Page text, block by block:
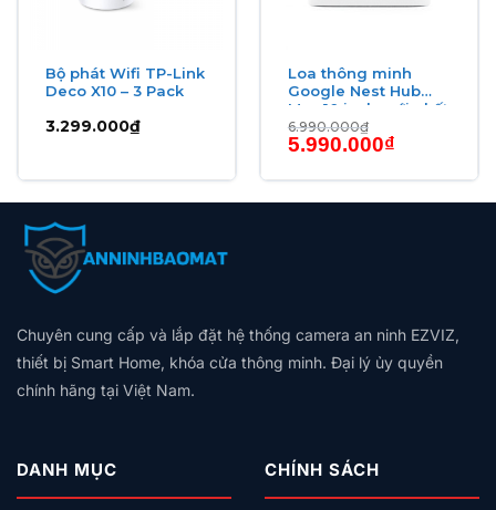
Thiết kế desktop
nhỏ gọn, dễ lắp đặt, không cần
Thông số kỹ thuật
TÍNH NĂNG
Số cổng
8 cổng RJ45 (4 cổng PoE)
Tốc độ Ethernet
(Fast Ethernet)
Chuẩn PoE
Công suất tối đa mỗi
cổng PoE
15.4 W
Công suất tổng hệ
động
Auto‑Negotiation
Bộ phát Wifi TP-Link
Deco X10 – 3 Pack
3.299.000₫
Loa thông minh
Google Nest Hub
Max 10 inch mới nhất
6.990.000₫
Giá
gốc
6.990.000₫.
5.990.000₫Giá
hiện
là:
5.990.000₫.
Chuyên cung cấp và lắp đặt hệ thống camera an ninh EZVIZ,
thiết bị Smart Home, khóa cửa thông minh. Đại lý ủy quyền
chính hãng tại Việt Nam.
DANH MỤC CHÍNH SÁCH